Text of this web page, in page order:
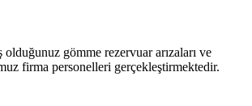
gömme rezervuar arızaları ve
firma personelleri gerçekleştirmektedir.